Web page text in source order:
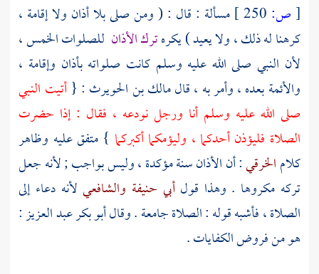
[ص:
مسألة : قال : ( ومن صلى بلا أذان ولا إقامة ،
كرهنا له ذلك ، ولا يعيد ) يكرهترك الأذان للصلوات الخمس ،
لأن النبي صلى الله عليه وسلم كانت صلواته بأذان وإقامة ،
والأئمة بعده ، وأمر به ، قالمالك بن الحويرث : {أتيت النبي
صلى الله عليه وسلم أنا ورجل نودعه ، فقال : إذا حضرت
الصلاة فليؤذن أحدكما ، وليؤمكما أكبركما } متفق عليه وظاهر
كلامالخرقي: أن الأذان سنة مؤكدة ، وليس بواجب ; لأنه جعل
تركه مكروها . وهذا قولأبي حنيفة والشافعي لأنه دعاء إلى
الصلاة ، فأشبه قوله : الصلاة جامعة . وقالأبو بكر عبد العزيز:
هو من فروض الكفايات .